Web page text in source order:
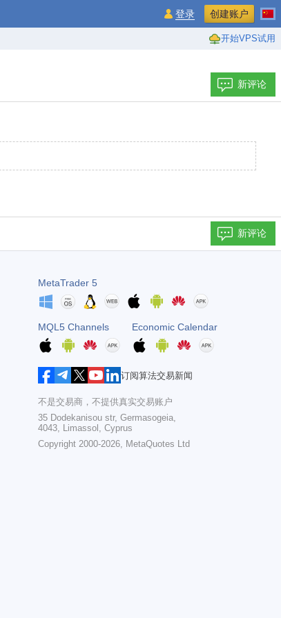
开始VPS试用
登录 创建账户
新评论
新评论
MetaTrader 5
MQL5 Channels Economic Calendar
订阅算法交易新闻
不是交易商，不提供真实交易账户
35 Dodekanisou str, Germasogeia,
4043, Limassol, Cyprus
Copyright 2000-2026, MetaQuotes Ltd